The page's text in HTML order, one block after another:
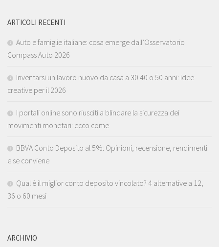
ARTICOLI RECENTI
Auto e famiglie italiane: cosa emerge dall’Osservatorio
Compass Auto 2026
Inventarsi un lavoro nuovo da casa a 30 40 o 50 anni: idee
creative per il 2026
I portali online sono riusciti a blindare la sicurezza dei
movimenti monetari: ecco come
BBVA Conto Deposito al 5%: Opinioni, recensione, rendimenti
e se conviene
Qual è il miglior conto deposito vincolato? 4 alternative a 12,
36 o 60 mesi
ARCHIVIO